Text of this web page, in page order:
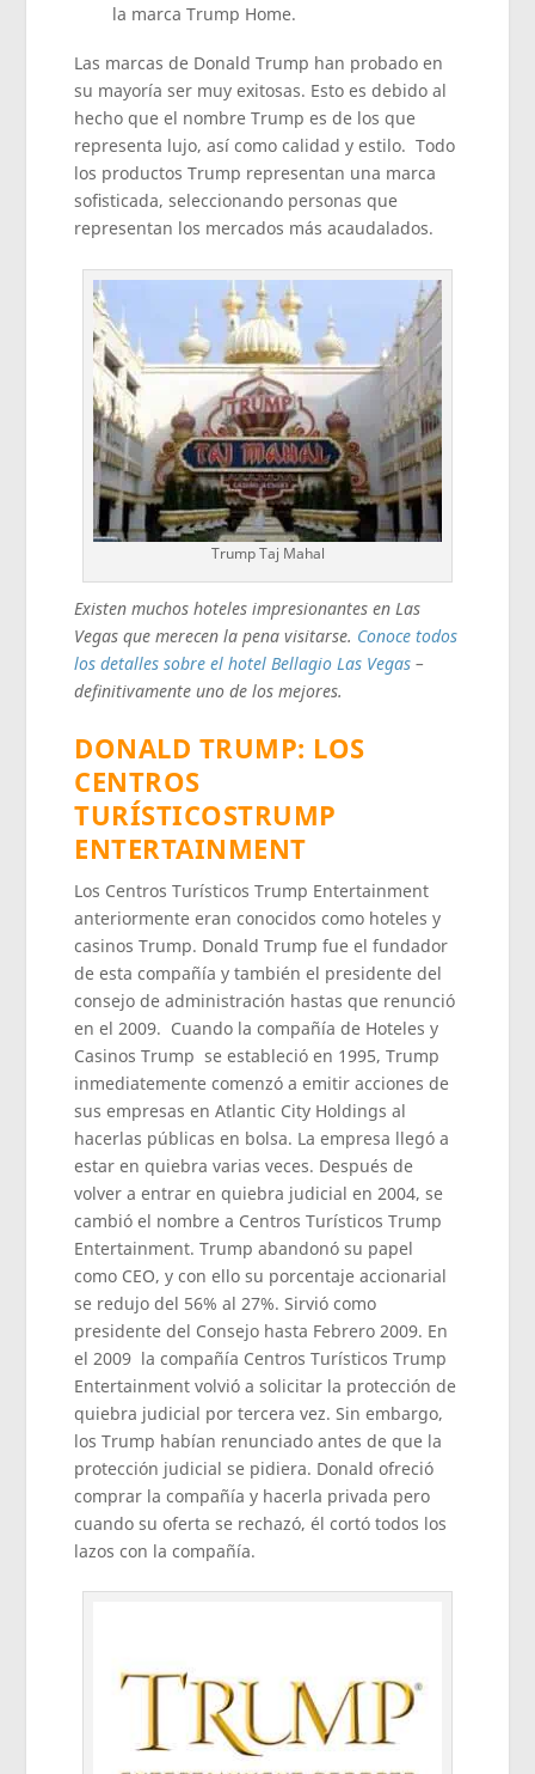
la marca Trump Home.
Las marcas de Donald Trump han probado en
su mayoría ser muy exitosas. Esto es debido al
hecho que el nombre Trump es de los que
representa lujo, así como calidad y estilo. Todo
los productos Trump representan una marca
sofisticada, seleccionando personas que
representan los mercados más acaudalados.
Trump Taj Mahal
Existen muchos hoteles impresionantes en Las
Vegas que merecen la pena visitarse. Conoce todos
los detalles sobre el hotel Bellagio Las Vegas –
definitivamente uno de los mejores.
DONALD TRUMP: LOS
CENTROS
TURÍSTICOSTRUMP
ENTERTAINMENT
Los Centros Turísticos Trump Entertainment
anteriormente eran conocidos como hoteles y
casinos Trump. Donald Trump fue el fundador
de esta compañía y también el presidente del
consejo de administración hastas que renunció
en el 2009. Cuando la compañía de Hoteles y
Casinos Trump se estableció en 1995, Trump
inmediatemente comenzó a emitir acciones de
sus empresas en Atlantic City Holdings al
hacerlas públicas en bolsa. La empresa llegó a
estar en quiebra varias veces. Después de
volver a entrar en quiebra judicial en 2004, se
cambió el nombre a Centros Turísticos Trump
Entertainment. Trump abandonó su papel
como CEO, y con ello su porcentaje accionarial
se redujo del 56% al 27%. Sirvió como
presidente del Consejo hasta Febrero 2009. En
el 2009 la compañía Centros Turísticos Trump
Entertainment volvió a solicitar la protección de
quiebra judicial por tercera vez. Sin embargo,
los Trump habían renunciado antes de que la
protección judicial se pidiera. Donald ofreció
comprar la compañía y hacerla privada pero
cuando su oferta se rechazó, él cortó todos los
lazos con la compañía.